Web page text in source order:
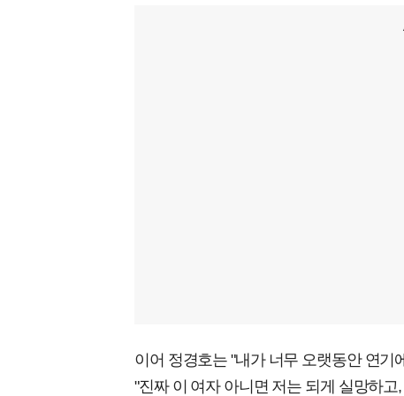
이어 정경호는 "내가 너무 오랫동안 연기
"진짜 이 여자 아니면 저는 되게 실망하